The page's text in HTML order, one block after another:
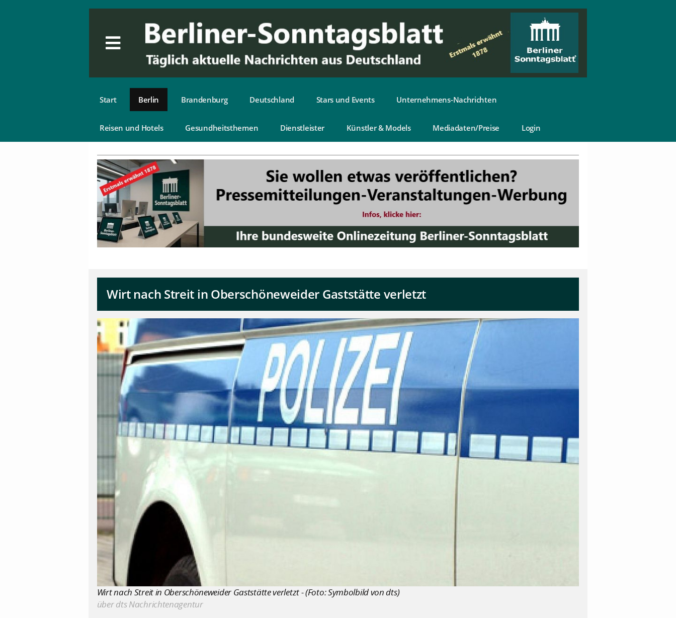
Start Berlin Brandenburg Deutschland Stars und Events Unternehmens-Nachrichten
Reisen und Hotels Gesundheitsthemen Dienstleister Künstler & Models Mediadaten/Preise Login
Wirt nach Streit in Oberschöneweider Gaststätte verletzt
Wirt nach Streit in Oberschöneweider Gaststätte verletzt - (Foto: Symbolbild von dts)
über dts Nachrichtenagentur